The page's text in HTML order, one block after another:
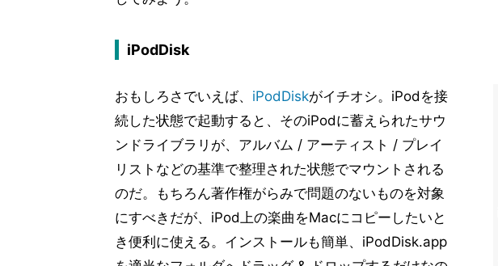
iPodDisk
おもしろさでいえば、 iPodDiskがイチオシ。iPodを接
続した状態で起動すると、そのiPodに蓄えられたサウ
ンドライブラリが、アルバム / アーティスト / プレイ
リストなどの基準で整理された状態でマウントされる
のだ。もちろん著作権がらみで問題のないものを対象
にすべきだが、iPod上の楽曲をMacにコピーしたいと
き便利に使える。インストールも簡単、iPodDisk.app